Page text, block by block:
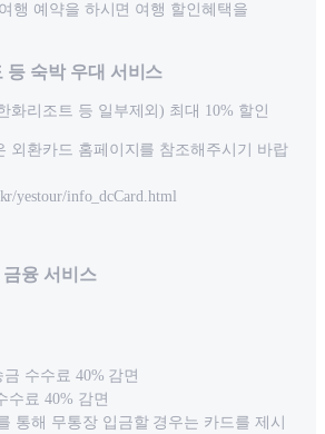
행 예약을 하시면 여행 할인혜택을
등 숙박 우대 서비스
화리조트 등 일부제외) 최대 10% 할인
외환카드 홈페이지를 참조해주시기 바랍
yestour/info_dcCard.html
융 서비스
수수료 40% 감면
수료 40% 감면
통해 무통장 입금할 경우는 카드를 제시